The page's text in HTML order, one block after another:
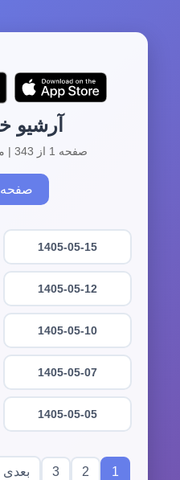
آرشیو
صفحه 1 از 343 | مجموع 3424 آرشیو
1405-05-15
1405-05-12
1405-05-10
1405-05-07
1405-05-05
1
2
3 بعدی